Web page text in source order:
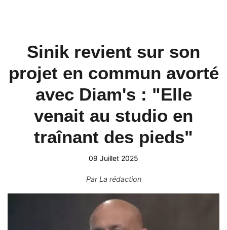
Sinik revient sur son
projet en commun avorté
avec Diam's : "Elle
venait au studio en
traînant des pieds"
09 Juillet 2025
ParLa rédaction